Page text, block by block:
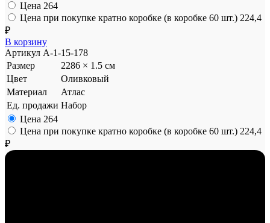
Цена 264
Цена при покупке кратно коробке (в коробке 60 шт.) 224,4
₽
В корзину
Артикул A-1-15-178
Размер
2286 × 1.5 см
Цвет
Оливковый
Материал
Атлас
Ед. продажи Набор
Цена 264
Цена при покупке кратно коробке (в коробке 60 шт.) 224,4
₽